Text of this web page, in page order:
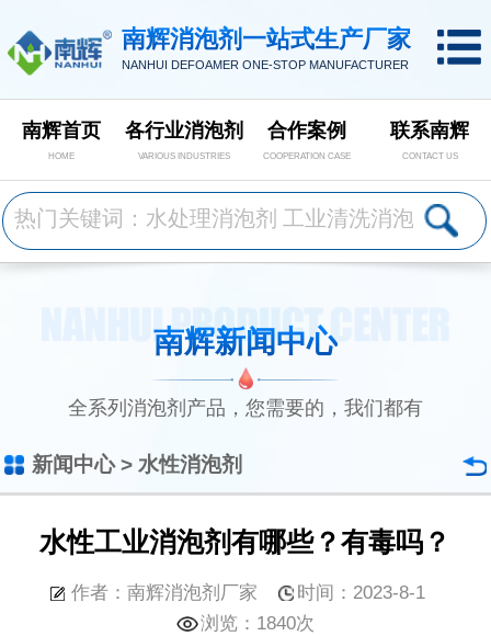
南辉消泡剂一站式生产厂家
NANHUI DEFOAMER ONE-STOP MANUFACTURER
南辉首页
HOME
各行业消泡剂
VARIOUS INDUSTRIES
合作案例
COOPERATION CASE
联系南辉
CONTACT US
南辉新闻中心
全系列消泡剂产品，您需要的，我们都有
新闻中心> 水性消泡剂
水性工业消泡剂有哪些？有毒吗？
作者：南辉消泡剂厂家
时间：2023-8-1
浏览： 1840次